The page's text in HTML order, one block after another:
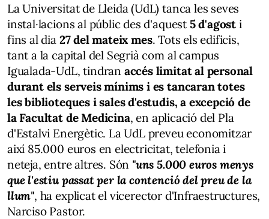
La Universitat de Lleida (UdL) tanca les seves
instal·lacions al públic des d'aquest 5 d'agost i
fins al dia 27 del mateix mes. Tots els edificis,
tant a la capital del Segrià com al campus
Igualada-UdL, tindran accés limitat al personal
durant els serveis mínims i es tancaran totes
les biblioteques i sales d'estudis, a excepció de
la Facultat de Medicina, en aplicació del Pla
d'Estalvi Energètic. La UdL preveu economitzar
així 85.000 euros en electricitat, telefonia i
neteja, entre altres. Són "uns 5.000 euros menys
que l'estiu passat per la contenció del preu de la
llum", ha explicat el vicerector d'Infraestructures,
Narciso Pastor.